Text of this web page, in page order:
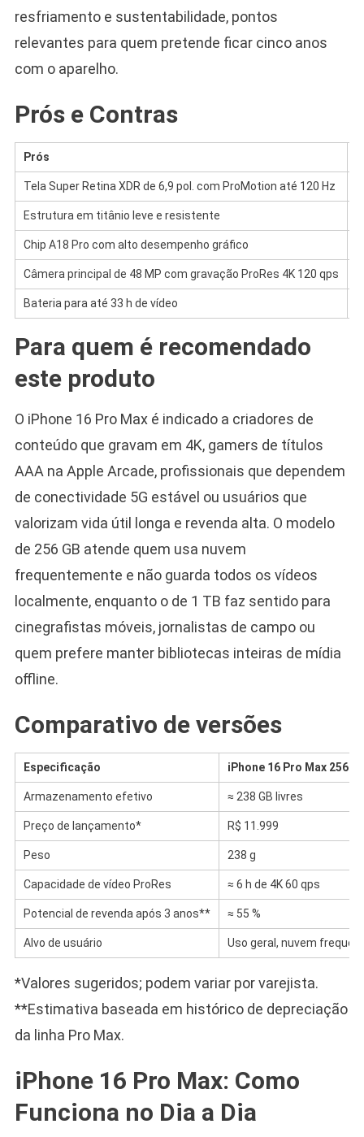
resfriamento e sustentabilidade, pontos
relevantes para quem pretende ficar cinco anos
com o aparelho.
Prós e Contras
Prós
Tela Super Retina XDR de 6,9 pol. com ProMotion até 120 Hz
Estrutura em titânio leve e resistente
Chip A18 Pro com alto desempenho gráfico
Câmera principal de 48 MP com gravação ProRes 4K 120 qps
Bateria para até 33 h de vídeo
Para quem é recomendado
este produto
O iPhone 16 Pro Max é indicado a criadores de
conteúdo que gravam em 4K, gamers de títulos
AAA na Apple Arcade, profissionais que dependem
de conectividade 5G estável ou usuários que
valorizam vida útil longa e revenda alta. O modelo
de 256 GB atende quem usa nuvem
frequentemente e não guarda todos os vídeos
localmente, enquanto o de 1 TB faz sentido para
cinegrafistas móveis, jornalistas de campo ou
quem prefere manter bibliotecas inteiras de mídia
offline.
Comparativo de versões
Especificação iPhone 16 Pro Max 256
Armazenamento efetivo ≈ 238 GB livres
Preço de lançamento* R$ 11.999
Peso 238 g
Capacidade de vídeo ProRes ≈ 6 h de 4K 60 qps
Potencial de revenda após 3 anos** ≈ 55 %
Alvo de usuário Uso geral, nuvem
*Valores sugeridos; podem variar por varejista.
**Estimativa baseada em histórico de depreciação
da linha Pro Max.
iPhone 16 Pro Max: Como
Funciona no Dia a Dia